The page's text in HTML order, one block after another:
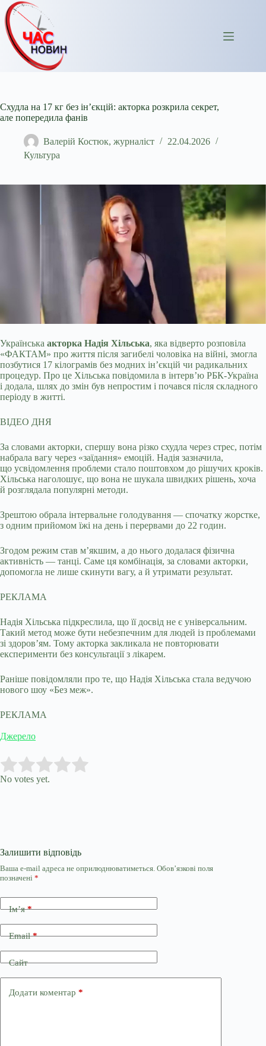
Перейти
до
вмісту
Схудла на 17 кг без інʼєкцій: акторка розкрила секрет,
але попередила фанів
Валерій Костюк, журналіст
22.04.2026
Культура
Українська акторка Надія Хільська, яка відверто розповіла
«ФАКТАМ» про життя після загибелі чоловіка на війні, змогла
позбутися 17 кілограмів без модних інʼєкцій чи радикальних
процедур. Про це Хільська повідомила в інтерв’ю РБК-Україна
і додала, шлях до змін був непростим і почався після складного
періоду в житті.
ВІДЕО ДНЯ
За словами акторки, спершу вона різко схудла через стрес, потім
набрала вагу через «заїдання» емоцій. Надія зазначила,
що усвідомлення проблеми стало поштовхом до рішучих кроків.
Хільська наголошує, що вона не шукала швидких рішень, хоча
й розглядала популярні методи.
Зрештою обрала інтервальне голодування — спочатку жорстке,
з одним прийомом їжі на день і перервами до 22 годин.
Згодом режим став м’якшим, а до нього додалася фізична
активність — танці. Саме ця комбінація, за словами акторки,
допомогла не лише скинути вагу, а й утримати результат.
РЕКЛАМА
Надія Хільська підкреслила, що її досвід не є універсальним.
Такий метод може бути небезпечним для людей із проблемами
зі здоров’ям. Тому акторка закликала не повторювати
експерименти без консультації з лікарем.
Раніше повідомляли про те, що Надія Хільська стала ведучою
нового шоу «Без меж».
РЕКЛАМА
Джерело
Rate this item:
No votes yet.
Залишити відповідь
Ваша e-mail адреса не оприлюднюватиметься. Обов’язкові поля
позначені *
Ім’я*
Email*
Сайт
Додати коментар *